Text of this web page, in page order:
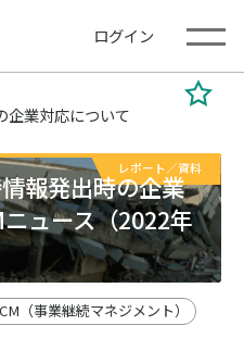
ログイン
企業対応について
レポート／資料
報発出時の企業
ュース（2022年
（事業継続マネジメント）